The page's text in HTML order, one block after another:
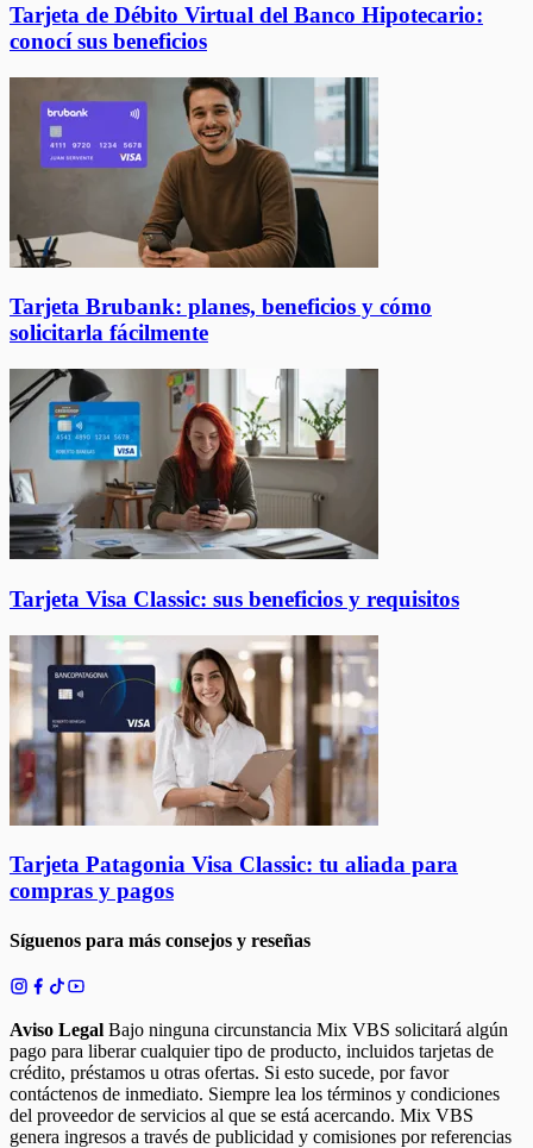
Tarjeta de Débito Virtual del Banco Hipotecario:
conocí sus beneficios
Tarjeta Brubank: planes, beneficios y cómo
solicitarla fácilmente
Tarjeta Visa Classic: sus beneficios y requisitos
Tarjeta Patagonia Visa Classic: tu aliada para
compras y pagos
Síguenos para más consejos y reseñas
Aviso Legal Bajo ninguna circunstancia Mix VBS solicitará algún
pago para liberar cualquier tipo de producto, incluidos tarjetas de
crédito, préstamos u otras ofertas. Si esto sucede, por favor
contáctenos de inmediato. Siempre lea los términos y condiciones
del proveedor de servicios al que se está acercando. Mix VBS
genera ingresos a través de publicidad y comisiones por referencias